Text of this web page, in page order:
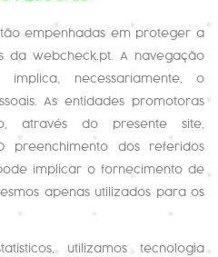
empenhadas em proteger a
da webcheck.pt. A navegação
necessariamente, o
As entidades promotoras
através do presente site,
preenchimento dos referidos
implicar o fornecimento de
apenas utilizados para os
utilizamos tecnologia